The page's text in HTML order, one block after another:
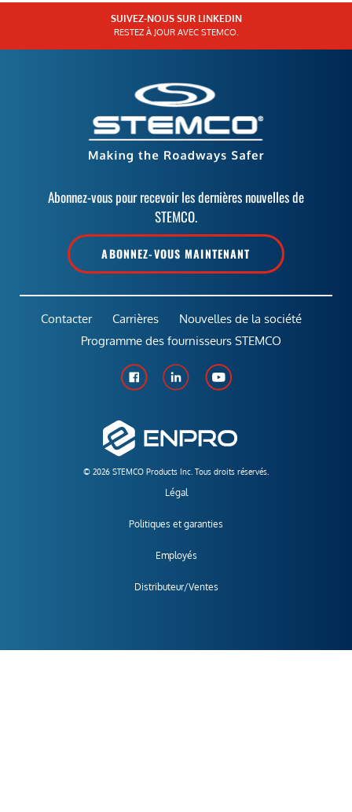
SUIVEZ-NOUS SUR LINKEDIN
RESTEZ À JOUR AVEC STEMCO.
Abonnez-vous pour recevoir les dernières nouvelles de
STEMCO.
ABONNEZ-VOUS MAINTENANT
© 2026 STEMCO Products Inc. Tous droits réservés.
Légal
Politiques et garanties
Employés
Distributeur/Ventes
Contacter Carrières
Nouvelles de la société
Programme des fournisseurs STEMCO